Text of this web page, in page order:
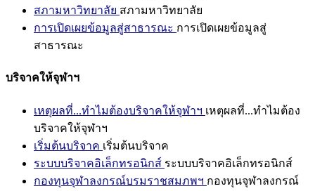
สภามหาวิทยาลัย สภามหาวิทยาลัย
การเปิดเผยข้อมูลสู่สาธารณะ การเปิดเผยข้อมูลสู่
สาธารณะ
บริจาคให้จุฬาฯ
เหตุผลที่...ทำไมต้องบริจาคให้จุฬาฯ เหตุผลที่...ทำไมต้อง
บริจาคให้จุฬาฯ
เริ่มต้นบริจาค เริ่มต้นบริจาค
ระบบบริจาคอิเล็กทรอนิกส์ ระบบบริจาคอิเล็กทรอนิกส์
กองทุนจุฬาลงกรณ์บรมราชสมภพฯ กองทุนจุฬาลงกรณ์